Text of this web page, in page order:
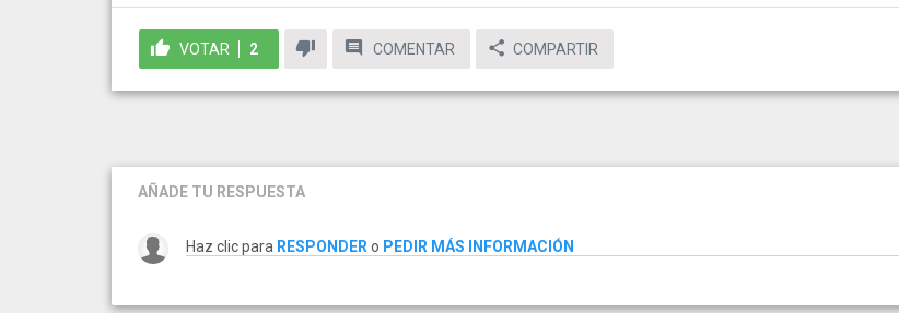
VOTAR 2 COMENTAR COMPARTIR
AÑADE TU RESPUESTA
Haz clic para RESPONDER o PEDIR MÁS INFORMACIÓN